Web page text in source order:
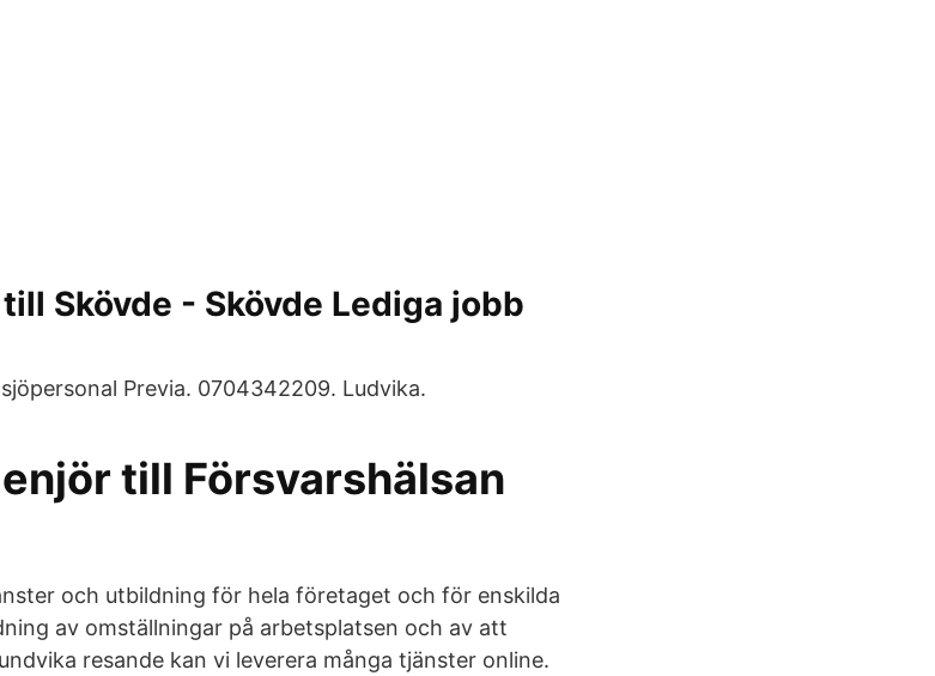
Skövde - Skövde Lediga jobb
Previa. 0704342209. Ludvika.
till Försvarshälsan
och utbildning för hela företaget och för enskilda
av omställningar på arbetsplatsen och av att
resande kan vi leverera många tjänster online.